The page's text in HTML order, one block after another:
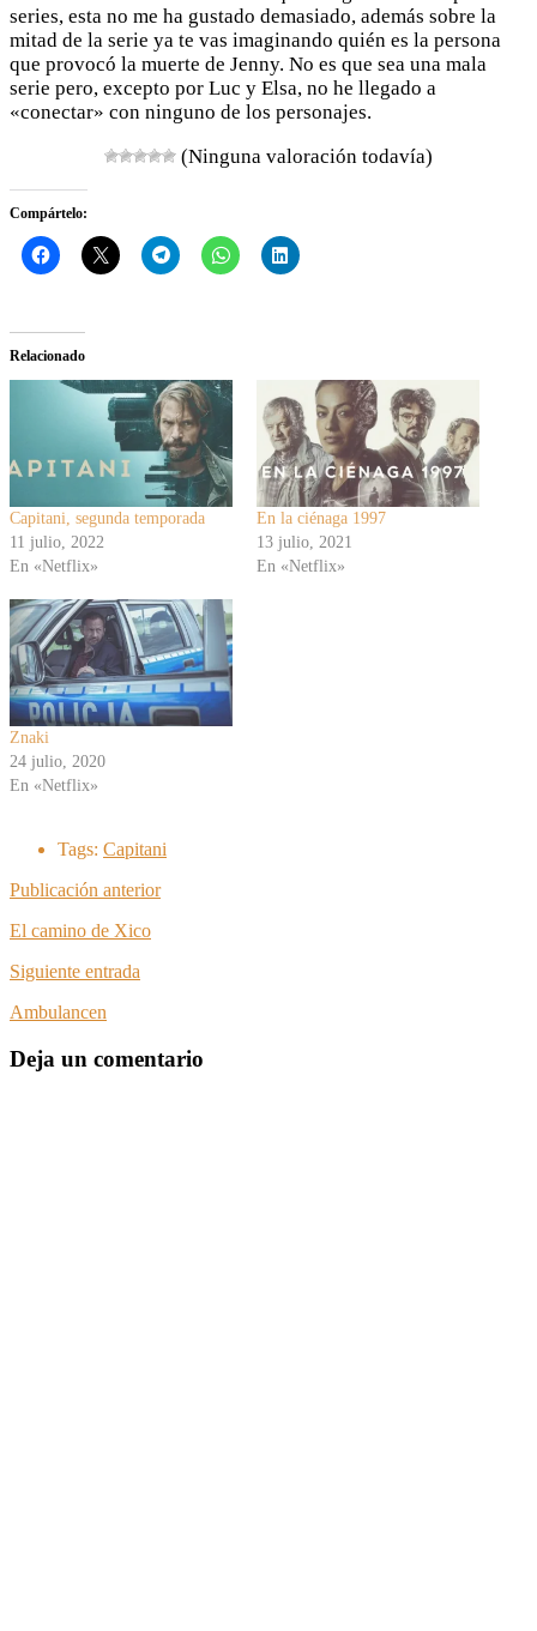
series, esta no me ha gustado demasiado, además sobre la
mitad de la serie ya te vas imaginando quién es la persona
que provocó la muerte de Jenny. No es que sea una mala
serie pero, excepto por Luc y Elsa, no he llegado a
«conectar» con ninguno de los personajes.
(Ninguna valoración todavía)
Compártelo:
Relacionado
Capitani, segunda temporada
11 julio, 2022
En «Netflix»
En la ciénaga 1997
13 julio, 2021
En «Netflix»
Znaki
24 julio, 2020
En «Netflix»
Tags: Capitani
Publicación anterior
El camino de Xico
Siguiente entrada
Ambulancen
Deja un comentario